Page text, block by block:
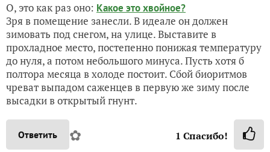
О, это как раз оно: Какое это хвойное?
Зря в помещение занесли. В идеале он должен
зимовать под снегом, на улице. Выставите в
прохладное место, постепенно понижая температуру
до нуля, а потом небольшого минуса. Пусть хотя б
полтора месяца в холоде постоит. Сбой биоритмов
чреват выпадом саженцев в первую же зиму после
высадки в открытый гнунт.
Ответить ✿ 1 Спасибо!